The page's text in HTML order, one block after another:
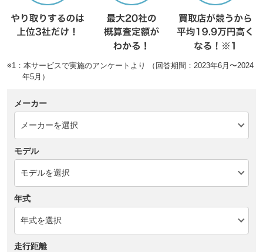
※1：本サービスで実施のアンケートより （回答期間：2023年6月〜2024
年5月）
メーカー
モデル
年式
走行距離